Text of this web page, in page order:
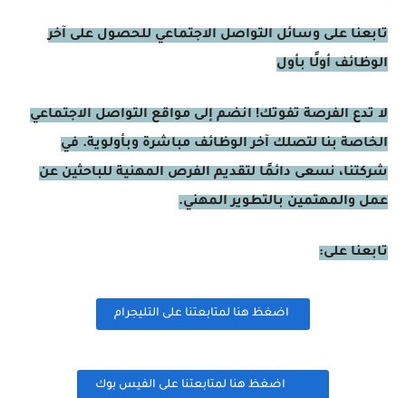
تابعنا على وسائل التواصل الاجتماعي للحصول على آخر
الوظائف أولًا بأول
لا تدع الفرصة تفوتك! انضم إلى مواقع التواصل الاجتماعي
الخاصة بنا لتصلك آخر الوظائف مباشرة وبأولوية. في
شركتنا، نسعى دائمًا لتقديم الفرص المهنية للباحثين عن
عمل والمهتمين بالتطوير المهني.
تابعنا على:
اضغظ هنا لمتابعتنا على التليجرام
اضغظ هنا لمتابعتنا على الفيس بوك